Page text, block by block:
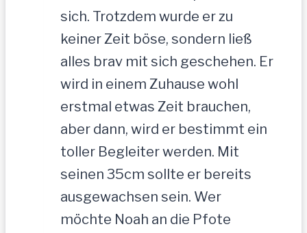
sich. Trotzdem wurde er zu
keiner Zeit böse, sondern ließ
alles brav mit sich geschehen. Er
wird in einem Zuhause wohl
erstmal etwas Zeit brauchen,
aber dann, wird er bestimmt ein
toller Begleiter werden. Mit
seinen 35cm sollte er bereits
ausgewachsen sein. Wer
möchte Noah an die Pfote